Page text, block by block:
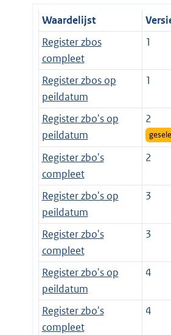
Waardelijst
Register zbos
compleet
1
Register zbos op
peildatum
1
Register zbo's op
peildatum
2
Register zbo's
compleet
2
Register zbo's op
peildatum
3
Register zbo's
compleet
3
Register zbo's op
peildatum
4
Register zbo's
compleet
4